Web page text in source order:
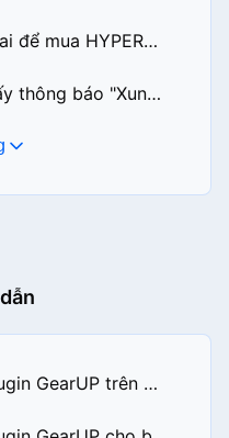
Tôi có thể liên hệ với ai để mua HYPEREV?
Tôi nên làm gì nếu thấy thông báo "Xung đột địa chỉ IP" khi cấu hình máy chơi game sau khi bật tăng tốc trên PC?
Hướng dẫn cài đặt Plugin GearUP trên ASUS Merlin